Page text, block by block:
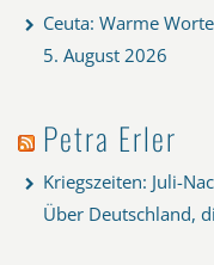
Ceuta: Warme
5. August 2026
Petra Erler
Kriegszeiten: Juli-
Über Deutschland,